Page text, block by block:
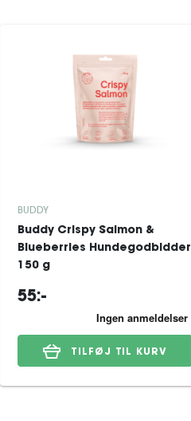
BUDDY
Buddy Crispy Salmon &
Blueberries Hundegodbidder
150 g
55:-
TILFØJ TIL KURV